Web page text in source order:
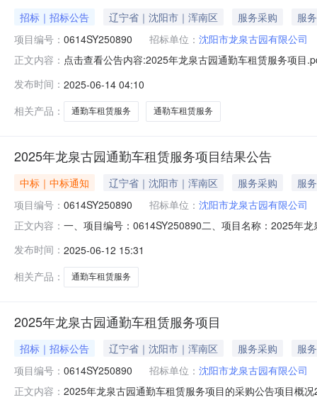
招标｜招标公告 辽宁省｜沈阳市｜浑南区 服务采购
服务
项目编号： 0614SY250890 招标单位： 沈阳市龙泉古园有限公司
正文内容： 点击查看公告内容:2025年龙泉古园通勤车租赁服务项目
方式为其它方式。二、项目概况和招标范围规模：2025
目；三
发布时间： 2025-06-14 04:10
相关产品：
通勤车租赁服务 通勒车租赁服务
2025年龙泉古园通勤车租赁服务项目结果公告
中标｜中标通知 辽宁省｜沈阳市｜浑南区 服务采购
服务
项目编号： 0614SY250890 招标单位： 沈阳市龙泉古园有限公司
正文内容： 一、项目编号：0614SY250890二、项目名称：2025年
限公司地址：沈阳市浑南区祝家镇联系方式：于国安
地址：z
发布时间： 2025-06-12 15:31
相关产品：
通勤车租赁服务
2025年龙泉古园通勤车租赁服务项目
招标｜招标公告 辽宁省｜沈阳市｜浑南区 服务采购
服务
项目编号： 0614SY250890 招标单位： 沈阳市龙泉古园有限公司
正文内容： 2025年龙泉古园通勤车租赁服务项目的采购公告项目概